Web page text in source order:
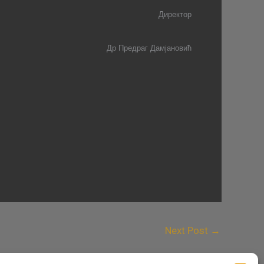
Директор
Др Предраг Дамјановић
Next Post →